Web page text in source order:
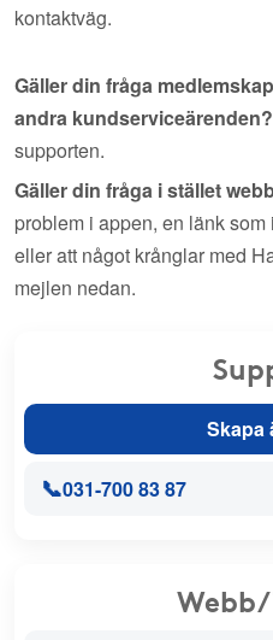
kontaktväg.
Gäller din fråga
andra kundserviceärenden?
supporten.
Gäller din fråga i stället
problem i appen, en länk
eller att något krånglar med
mejlen nedan.
Skapa
📞031-700 83 87